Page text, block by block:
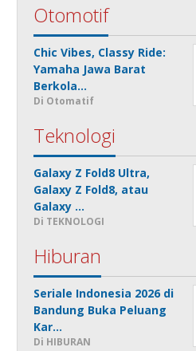
Otomotif
Chic Vibes, Classy Ride:
Yamaha Jawa Barat
Berkola…
Di Otomatif
Teknologi
Galaxy Z Fold8 Ultra,
Galaxy Z Fold8, atau
Galaxy …
Di TEKNOLOGI
Hiburan
Seriale Indonesia 2026 di
Bandung Buka Peluang
Kar…
Di HIBURAN